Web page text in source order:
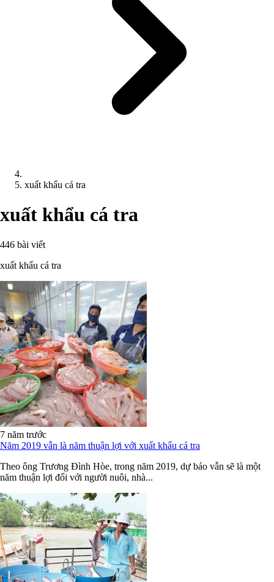
xuất khẩu cá tra
xuất khẩu cá tra
446 bài viết
xuất khẩu cá tra
7 năm trước
Năm 2019 vẫn là năm thuận lợi với xuất khẩu cá tra
Theo ông Trương Đình Hòe, trong năm 2019, dự báo vẫn sẽ là một
năm thuận lợi đối với người nuôi, nhà...